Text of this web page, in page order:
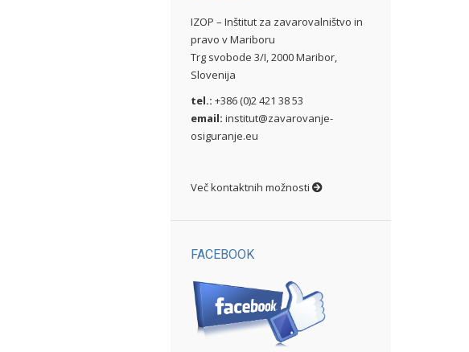
IZOP – Inštitut za zavarovalništvo in
pravo v Mariboru
Trg svobode 3/I, 2000 Maribor,
Slovenija
tel.: +386 (0)2 421 38 53
email: institut@zavarovanje-
osiguranje.eu
Več kontaktnih možnosti
FACEBOOK